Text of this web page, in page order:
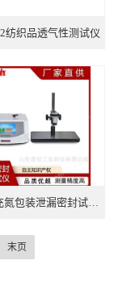
纺织品透气性测试仪
LT-03A充氮包装泄漏密封试验仪
末页